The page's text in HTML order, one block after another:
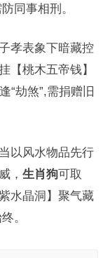
同事相刑。
孝表象下暗藏控
【桃木五帝钱】
“劫煞”,需捐赠旧
以风水物品先行
， 生肖狗可取
水晶洞】聚气藏
。